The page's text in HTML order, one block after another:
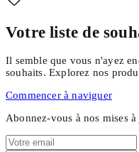
Votre liste de
Il semble que vous n'ayez
souhaits. Explorez nos
Commencer à naviguer
Abonnez-vous à nos mises